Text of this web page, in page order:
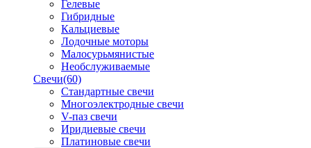
Гелевые
Гибридные
Кальциевые
Лодочные моторы
Малосурьмянистые
Необслуживаемые
Свечи(60)
Стандартные свечи
Многоэлектродные свечи
V-паз свечи
Иридиевые свечи
Платиновые свечи